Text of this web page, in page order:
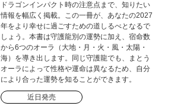
ドラゴンインパクト時の注意点まで、知りたい
情報を幅広く掲載。この一冊が、あなたの2027
年をより幸せに過ごすための道しるべとなるで
しょう。本書は守護龍別の運勢に加え、宿命数
から6つのオーラ（大地・月・火・風・太陽・
海）を導き出します。同じ守護龍でも、まとう
オーラによって性格や運命は異なるため、自分
により合った運勢を知ることができます。
近日発売